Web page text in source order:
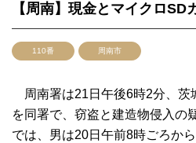
【周南】現金とマイクロSD
110番 周南市
周南署は21日午後6時2分、茨
を同署で、窃盗と建造物侵入
では、男は20日午前8時ごろか